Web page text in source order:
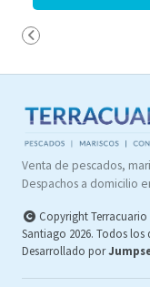
Venta de pescados,
Despachos a domicilio
Copyright
Santiago 2026. Todos los
Desarrollado por